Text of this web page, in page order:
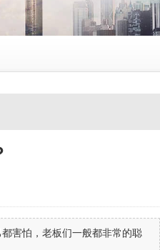
害怕，老板们一般都非常的聪